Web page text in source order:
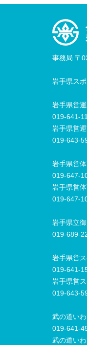
事務局 〒
岩手県ス
岩手県営
019-641-
岩手県営
019-643-
岩手県営
019-647-
岩手県営
019-647-
岩手県立
019-689-
岩手県営
019-641-
岩手県営
019-643-
武の道い
019-641-
武の道い